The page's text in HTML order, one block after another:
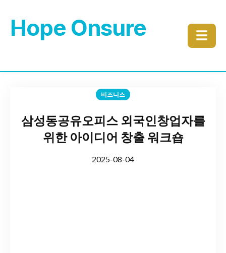
Hope Onsure ☰
비즈니스
삼성동공유오피스 외국인창업자를
위한 아이디어 창출 워크숍
2025-08-04